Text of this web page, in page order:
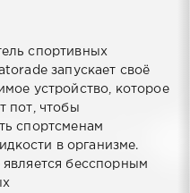
спортивных
запускает своё
устройство, которое
пот, чтобы
спортсменам
в организме.
является бесспорным